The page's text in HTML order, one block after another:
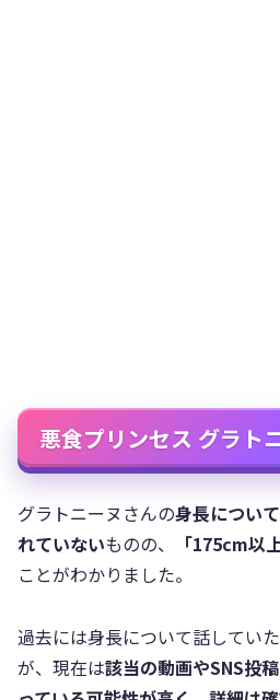
悪食プリンセス グラト
グラトニーヌさんの身長につい
れていないものの、
「175cm以
ことがわかりました。
過去には身長について話してい
が、現在は該当の動画やSNS投